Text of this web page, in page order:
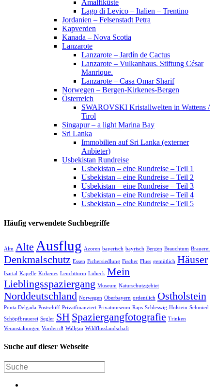
Amalfiküste
Lago di Levico – Italien – Trentino
Jordanien – Felsenstadt Petra
Kapverden
Kanada – Nova Scotia
Lanzarote
Lanzarote – Jardín de Cactus
Lanzarote – Vulkanhaus. Stiftung César
Manrique.
Lanzarote – Casa Omar Sharif
Norwegen – Bergen-Kirkenes-Bergen
Österreich
SWAROVSKI Kristallwelten in Wattens /
Tirol
Singapur – a light Marina Bay
Sri Lanka
Immobilien auf Sri Lanka (externer
Anbieter)
Usbekistan Rundreise
Usbekistan – eine Rundreise – Teil 1
Usbekistan – eine Rundreise – Teil 2
Usbekistan – eine Rundreise – Teil 3
Usbekistan – eine Rundreise – Teil 4
Usbekistan – eine Rundreise – Teil 5
Häufig verwendete Suchbegriffe
Alm Alte Ausflug Azoren bayerisch bayrisch Bergen Brauchtum Brauerei
Denkmalschutz Essen Fichersiedlung Fischer Fluss gemütlich Häuser
Isartal Kapelle Kirkenes Leuchtturm Lübeck Mein
Lieblingsspaziergang Museum Naturschutzgebiet
Norddeutschland Norwegen Oberbayern ordentlich Ostholstein
Ponta Delgada Postschiff Privatfinanziert Privatmuseum Raps Schleswig-Holstein Schmied
Schöpfbrauerei Segler SH Spaziergangfotografie Trinken
Veranstaltungen Vorderriß Wallgau Wildflusslandschaft
Suche auf dieser Webseite